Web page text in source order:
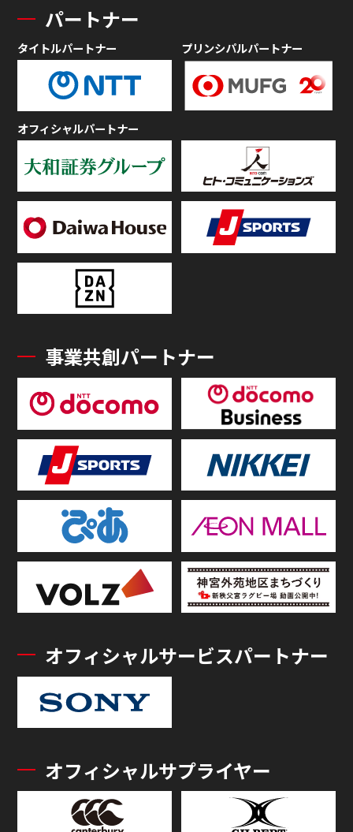
パートナー
タイトルパートナー プリンシパルパートナー
オフィシャルパートナー
事業共創パートナー
オフィシャルサービスパートナー
オフィシャルサプライヤー